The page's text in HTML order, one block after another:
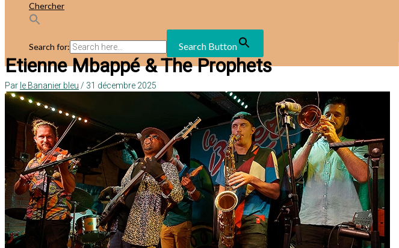
Chercher
Search for: Search Button
Etienne Mbappé & The Prophets
Par le Bananier bleu / 31 décembre 2025